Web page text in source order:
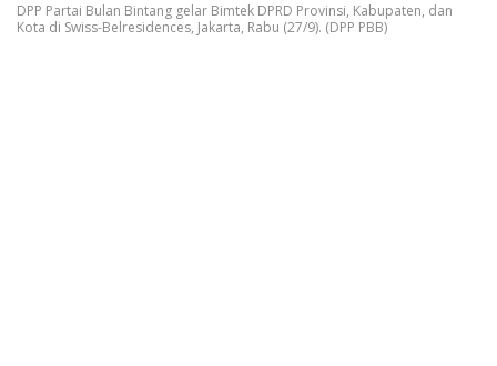
DPP Partai Bulan Bintang gelar Bimtek DPRD Provinsi, Kabupaten, dan
Kota di Swiss-Belresidences, Jakarta, Rabu (27/9). (DPP PBB)